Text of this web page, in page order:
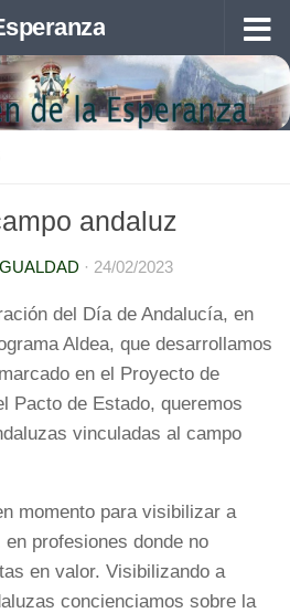
andaluz
· 24/02/2023
del Día de Andalucía, en
Aldea, que desarrollamos
en el Proyecto de
Pacto de Estado, queremos
vinculadas al campo
momento para visibilizar a
profesiones donde no
en valor. Visibilizando a
concienciamos sobre la